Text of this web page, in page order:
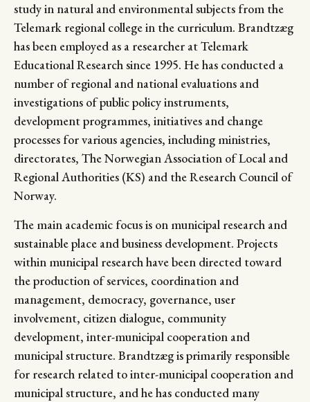
study in natural and environmental subjects from the
Telemark regional college in the curriculum. Brandtzæg
has been employed as a researcher at Telemark
Educational Research since 1995. He has conducted a
number of regional and national evaluations and
investigations of public policy instruments,
development programmes, initiatives and change
processes for various agencies, including ministries,
directorates, The Norwegian Association of Local and
Regional Authorities (KS) and the Research Council of
Norway.
The main academic focus is on municipal research and
sustainable place and business development. Projects
within municipal research have been directed toward
the production of services, coordination and
management, democracy, governance, user
involvement, citizen dialogue, community
development, inter-municipal cooperation and
municipal structure. Brandtzæg is primarily responsible
for research related to inter-municipal cooperation and
municipal structure, and he has conducted many